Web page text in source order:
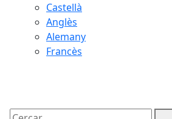
Castellà
Anglès
Alemany
Francès